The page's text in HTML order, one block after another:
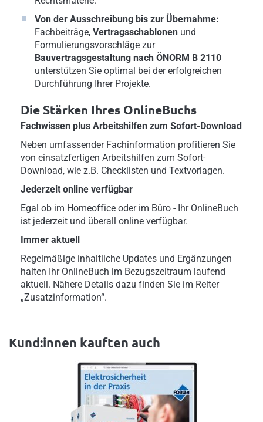
Von der Ausschreibung bis zur Übernahme:
Fachbeiträge, Vertragsschablonen und
Formulierungsvorschläge zur
Bauvertragsgestaltung nach ÖNORM B 2110
unterstützen Sie optimal bei der erfolgreichen
Durchführung Ihrer Projekte.
Die Stärken Ihres OnlineBuchs
Fachwissen plus Arbeitshilfen zum Sofort-Download
Neben umfassender Fachinformation profitieren Sie
von einsatzfertigen Arbeitshilfen zum Sofort-
Download, wie z.B. Checklisten und Textvorlagen.
Jederzeit online verfügbar
Egal ob im Homeoffice oder im Büro - Ihr OnlineBuch
ist jederzeit und überall online verfügbar.
Immer aktuell
Regelmäßige inhaltliche Updates und Ergänzungen
halten Ihr OnlineBuch im Bezugszeitraum laufend
aktuell. Nähere Details dazu finden Sie im Reiter
„Zusatzinformation“.
Kund:innen kauften auch